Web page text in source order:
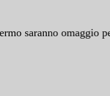
saranno omaggio